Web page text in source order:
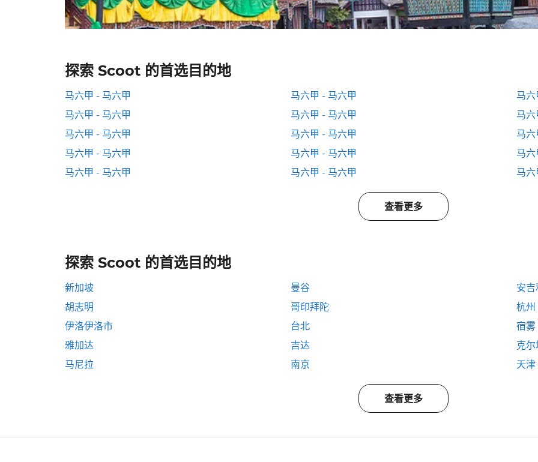
探索 Scoot 的首选目的地
马六甲 - 马六甲 马六甲 - 马六甲
马
马六甲 - 马六甲
马六甲 - 马六甲
马
马六甲 - 马六甲
马六甲 - 马六甲
马
马六甲 - 马六甲
马六甲 - 马六甲
马
马六甲 - 马六甲
马六甲 - 马六甲 马
查看更多
探索 Scoot 的首选目的地
新加坡 曼谷
安
胡志明
哥印拜陀
杭州
伊洛伊洛市
台北
宿雾
雅加达
吉达
克
马尼拉
南京 天津
查看更多